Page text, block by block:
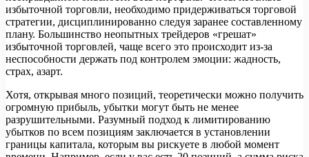
избыточной торговли, необходимо придерживаться торговой
стратегии, дисциплинированно следуя заранее составленному
плану. Большинство неопытных трейдеров «грешат»
избыточной торговлей, чаще всего это происходит из-за
неспособности держать под контролем эмоции: жадность,
страх, азарт.
Хотя, открывая много позиций, теоретически можно получить
огромную прибыль, убытки могут быть не менее
разрушительными. Разумный подход к лимитированию
убытков по всем позициям заключается в установлении
границы капитала, которым вы рискуете в любой момент